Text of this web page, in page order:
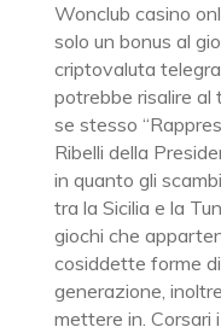
Wonclub casino
solo un bonus al
criptovaluta
potrebbe risalire al
se stesso
Ribelli della
in quanto gli
tra la Sicilia e la
giochi che
cosiddette forme
generazione,
mettere in. Corsari